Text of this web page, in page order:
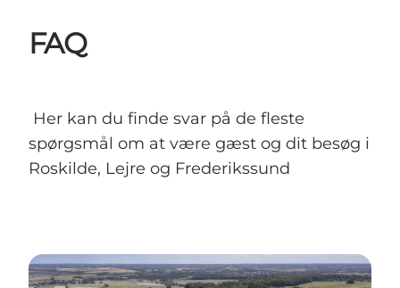
Guides & inspiration
Overnatning
FAQ
Her kan du finde svar på de fleste
spørgsmål om at være gæst og dit besøg i
Roskilde, Lejre og Frederikssund